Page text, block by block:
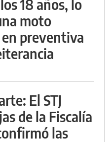
18 años, lo
moto
preventiva
El STJ
de la Fiscalía
las